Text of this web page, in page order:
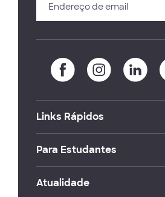
Links Rápidos
Para Estudantes
Atualidade